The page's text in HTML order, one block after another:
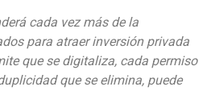
cada vez más de la
para atraer inversión privada
que se digitaliza, cada permiso
que se elimina, puede